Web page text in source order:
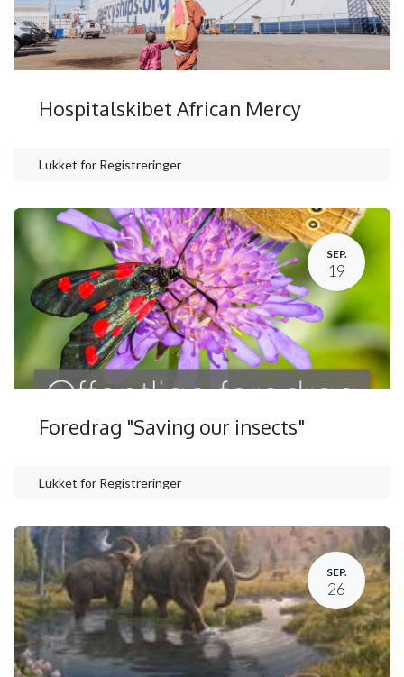
Hospitalskibet African Mercy
Lukket for Registreringer
SEP.
19
Foredrag "Saving our insects"
Lukket for Registreringer
SEP.
26